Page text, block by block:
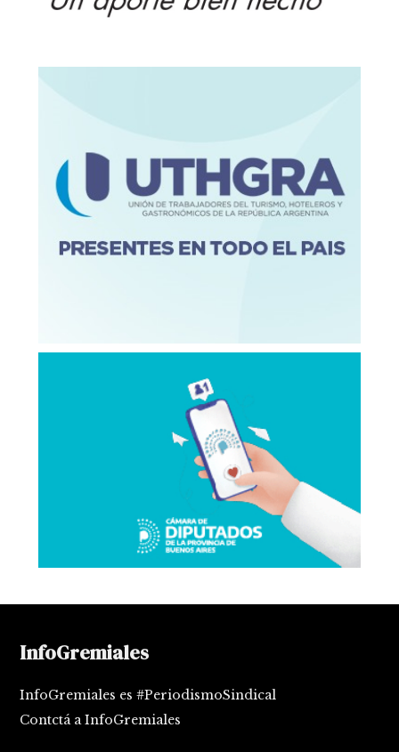
InfoGremiales
InfoGremiales es #PeriodismoSindical
Contctá a InfoGremiales